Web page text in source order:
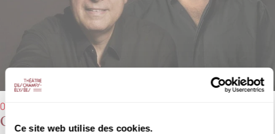
Ce site web utilise des cookies.
Orchestre de chambre de Paris
09/02/2023 - 8:00 pm